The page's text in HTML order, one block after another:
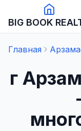
BIG BOOK
Главная
г